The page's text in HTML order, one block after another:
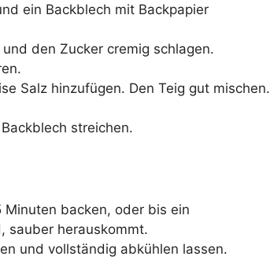
ein Backblech mit Backpapier
den Zucker cremig schlagen.
Salz hinzufügen. Den Teig gut mischen.
streichen.
backen, oder bis ein
sauber herauskommt.
und vollständig abkühlen lassen.